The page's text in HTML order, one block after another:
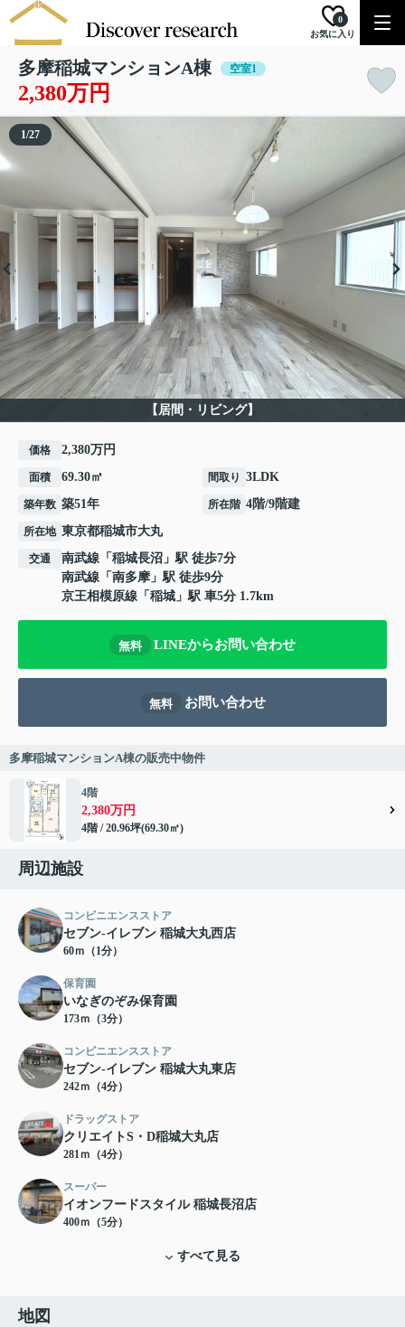
お気に入り
0
多摩稲城マンションA棟 空室1
2,380万円
【居間・リビング】
1/27
価格 2,380万円
面積 69.30㎡ 間取り 3LDK
築年数 築51年 所在階 4階/9階建
所在地 東京都稲城市大丸
交通 南武線 「 稲城長沼 」駅 徒歩7分
南武線 「 南多摩 」駅 徒歩9分
京王相模原線 「 稲城 」駅 車5分 1.7km
無料 LINEからお問い合わせ
無料 お問い合わせ
多摩稲城マンションA棟の販売中物件
4階
2,380万円
4階 / 20.96坪(69.30㎡)
周辺施設
コンビニエンスストア
セブン-イレブン 稲城大丸西店
60ｍ（1分）
保育園
いなぎのぞみ保育園
173ｍ（3分）
コンビニエンスストア
セブン-イレブン 稲城大丸東店
242ｍ（4分）
ドラッグストア
クリエイトS・D稲城大丸店
281ｍ（4分）
スーパー
イオンフードスタイル 稲城長沼店
400ｍ（5分）
すべて見る
地図